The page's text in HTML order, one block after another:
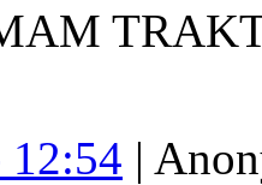
12:54 |